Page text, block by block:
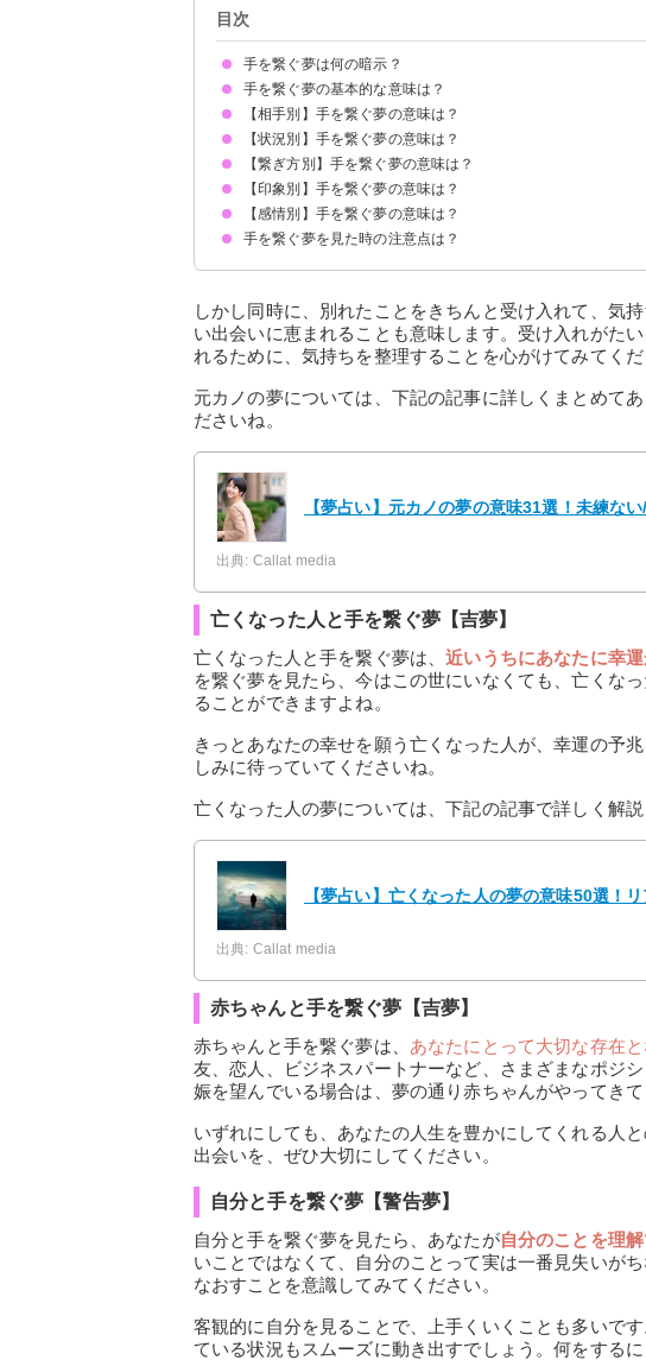
目次
手を繋ぐ夢は何の暗示？
手を繋ぐ夢の基本的な意味は？
チャンスや幸運を掴み取ろうとしている暗示
状況によって意味が決まる
【相手別】手を繋ぐ夢の意味は？
好きな人と手を繋ぐ夢【吉夢】
芸能人と手を繋ぐ夢【吉夢】
異性と手を繋ぐ夢【吉夢・予知夢】
恋人(彼氏・彼女)と手を繋ぐ夢【吉夢】
ツインレイと手を繋ぐ夢【警告夢】
知らない人と手を繋ぐ夢【吉夢】
友達と手を繋ぐ夢【吉夢】
子供と手を繋ぐ夢【吉夢】
先生と手を繋ぐ夢【警告夢】
先輩と手を繋ぐ夢【吉夢】
上司と手を繋ぐ夢【吉夢】
イケメンと手を繋ぐ夢【吉夢】
昔好きだった人と手を繋ぐ夢【凶夢】
知り合いと手を繋ぐ夢【吉夢】
元彼と手を繋ぐ夢【凶夢】
元カノと手を繋ぐ夢【凶夢】
亡くなった人と手を繋ぐ夢【吉夢】
赤ちゃんと手を繋ぐ夢【吉夢】
自分と手を繋ぐ夢【警告夢】
【状況別】手を繋ぐ夢の意味は？
リアルな手を繋ぐ夢【予知夢】
手を繋いで歩く夢【吉夢】
手を繋いで走る夢【吉夢】
手を繋いでキスする夢【吉夢】
隠れて手を繋ぐ夢【警告夢】
手を繋いで寝る夢【警告夢】
手を繋いでデートする夢【吉夢】
手を繋ぐのを嫌がられる夢【警告夢】
【繋ぎ方別】手を繋ぐ夢の意味は？
左手を繋ぐ夢【凶夢】
右手を繋ぐ夢【吉夢】
利き手を繋ぐ夢【吉夢】
両手を繋ぐ夢【吉夢】
恋人繋ぎで手を繋ぐ夢【吉夢・凶夢】
【印象別】手を繋ぐ夢の意味は？
手を繋いで温かい夢【吉夢】
手を繋いで冷たい夢【凶夢】
手を繋いで強い夢【吉夢】
手を繋いで柔らかい夢【吉夢】
手を繋いで優しい夢【吉夢】
【感情別】手を繋ぐ夢の意味は？
手を繋いで幸せな夢【吉夢】
手を繋いで安心する夢【吉夢】
手を繋いで嫌な夢【凶夢】
手を繋ぐ夢を見た時の注意点は？
しかし同時に、別れたことをきちんと受け入れて、気
い出会いに恵まれることも意味します。受け入れがた
れるために、気持ちを整理することを心がけてみてくだ
元カノの夢については、下記の記事に詳しくまとめて
ださいね。
【夢占い】元カノの夢の意味31選！未練な
出典: Callat media
亡くなった人と手を繋ぐ夢【吉夢】
亡くなった人と手を繋ぐ夢は、近いうちにあなたに幸
を繋ぐ夢を見たら、今はこの世にいなくても、亡くな
ることができますよね。
きっとあなたの幸せを願う亡くなった人が、幸運の予
しみに待っていてくださいね。
亡くなった人の夢については、下記の記事で詳しく解
【夢占い】亡くなった人の夢の意味50選！
出典: Callat media
赤ちゃんと手を繋ぐ夢【吉夢】
赤ちゃんと手を繋ぐ夢は、 あなたにとって大切な存在
友、恋人、ビジネスパートナーなど、さまざまなポジ
娠を望んでいる場合は、夢の通り赤ちゃんがやってきて
いずれにしても、あなたの人生を豊かにしてくれる人
出会いを、ぜひ大切にしてください。
自分と手を繋ぐ夢【警告夢】
自分と手を繋ぐ夢を見たら、あなたが自分のことを理
いことではなくて、自分のことって実は一番見失いが
なおすことを意識してみてください。
客観的に自分を見ることで、上手くいくことも多いで
ている状況もスムーズに動き出すでしょう。何をする